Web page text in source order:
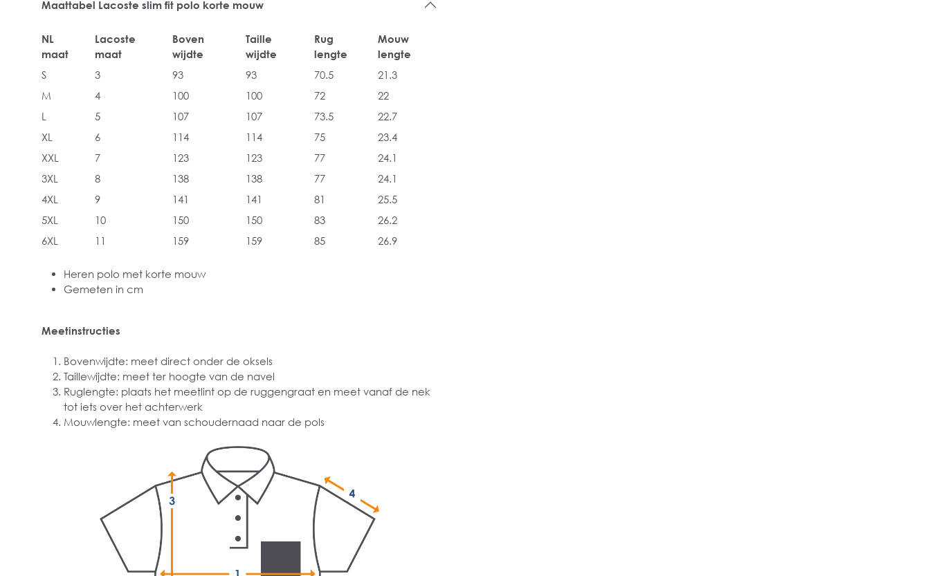
Maattabel Lacoste slim fit polo korte mouw
NL
maat
Lacoste
maat
Boven
wijdte
Taille
wijdte
Rug
lengte
Mouw
lengte
S
3 93 93 70.5
21.3
M
4 100 100 72
22
L
5 107 107 73.5
22.7
XL
6 114 114 75
23.4
XXL
7 123 123 77
24.1
3XL
8 138 138 77
24.1
4XL
9 141 141 81
25.5
5XL
10 150 150 83
26.2
6XL
11 159 159 85 26.9
Heren polo met korte mouw
Gemeten in cm
Meetinstructies
Bovenwijdte: meet direct onder de oksels
Taillewijdte: meet ter hoogte van de navel
Ruglengte: plaats het meetlint op de ruggengraat en meet vanaf de nek
tot iets over het achterwerk
Mouwlengte: meet van schoudernaad naar de pols